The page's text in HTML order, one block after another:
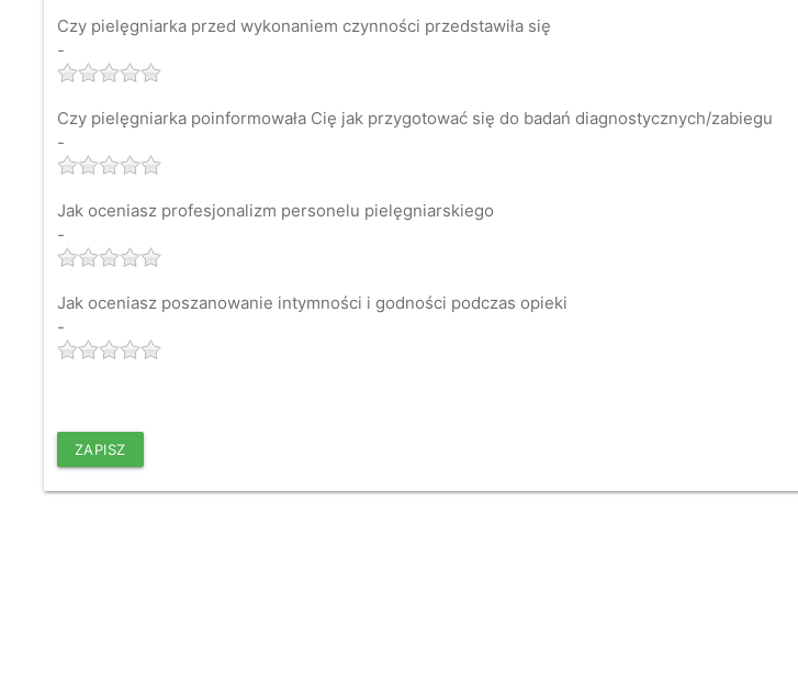
Czy pielęgniarka przed wykonaniem czynności przedstawiła się
-
Czy pielęgniarka poinformowała Cię jak przygotować się do badań diagnostycznych/zabiegu
-
Jak oceniasz profesjonalizm personelu pielęgniarskiego
-
Jak oceniasz poszanowanie intymności i godności podczas opieki
-
ZAPISZ